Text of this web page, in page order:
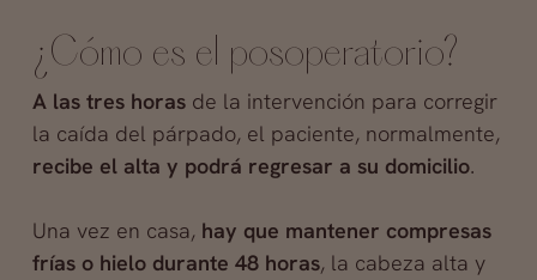
¿Cómo es el posoperatorio?
A las tres horasde la intervención para corregir
la caída del párpado, el paciente, normalmente,
recibe el alta y podrá regresar a su domicilio.
Una vez en casa, hay que mantener compresas
frías o hielo durante 48 horas, la cabeza alta y